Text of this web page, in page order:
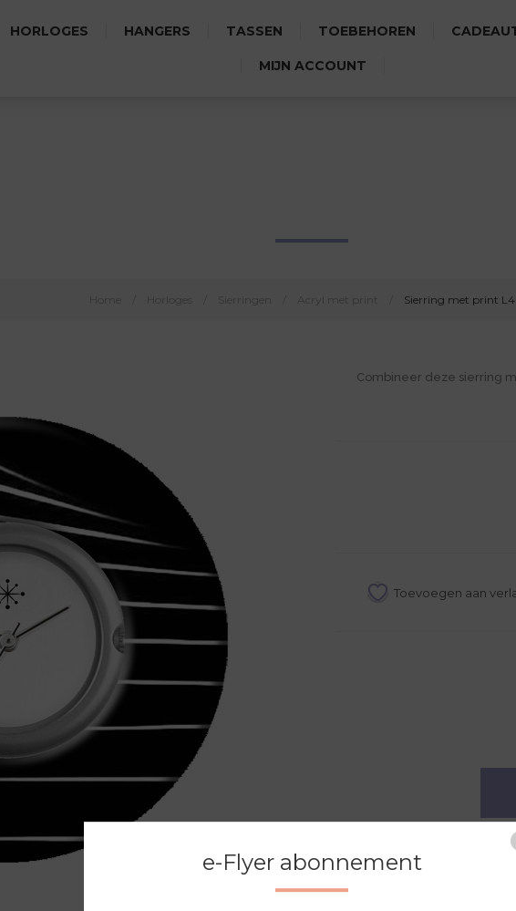
HORLOGES HANGERS TASSEN TOEBEHOREN
MIJN ACCOUNT
Sierring met print
Combineer deze sierring
e-Flyer abonnement